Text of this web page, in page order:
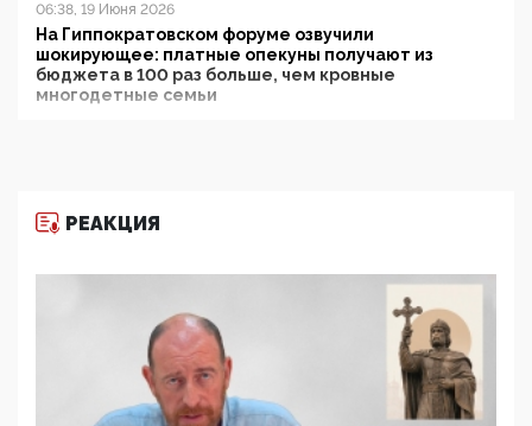
06:38, 19 Июня 2026
На Гиппократовском форуме озвучили
шокирующее: платные опекуны получают из
бюджета в 100 раз больше, чем кровные
многодетные семьи
11:53, 09 Июня 2026
деятельность ИИТО ЮНЕСКО в России, но
цифроглобалисты продолжают определять
повестку в образовании
09:43, 01 Июня 2026
5G за счет здоровья граждан: Минцифры намерено
отобрать у регионов и муниципалитетов право
защищать жилые дома и социальные объекты от
РЕАКЦИЯ